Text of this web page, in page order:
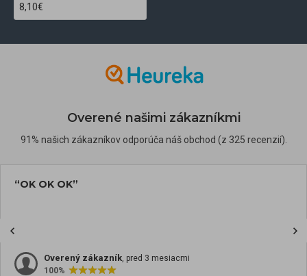
8,10€
Overené našimi zákazníkmi
91% našich zákazníkov odporúča náš obchod (z 325 recenzií).
“OK OK OK”
Overený zákazník, pred 3 mesiacmi
100%